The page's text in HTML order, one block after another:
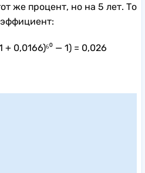
же процент, но на 5 лет. То
+ 0,0166)⁶⁰ — 1) = 0,026